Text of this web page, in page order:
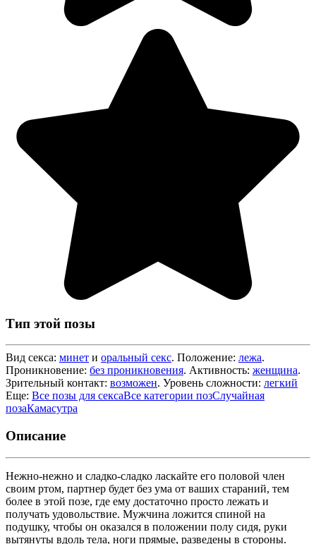
Тип этой позы
Вид секса: минет и оральный секс. Положение: лежа.
Проникновение: без проникновения. Активность: женщина.
Зрительный контакт: возможен. Уровень сложности: легкий
Еще: Все позы для сексаВсе категории позСлучайная
позаКамасутра
Описание
Нежно-нежно и сладко-сладко ласкайте его половой член
своим ртом, партнер будет без ума от ваших стараний, тем
более в этой позе, где ему достаточно просто лежать и
получать удовольствие. Мужчина ложится спиной на
подушку, чтобы он оказался в положении полу сидя, руки
вытянуты вдоль тела, ноги прямые, разведены в стороны.